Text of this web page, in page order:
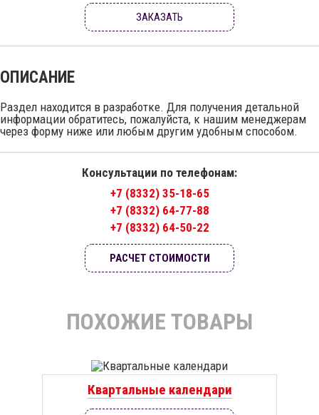
ЗАКАЗАТЬ
ОПИСАНИЕ
Раздел находится в разработке. Для получения детальной
информации обратитесь, пожалуйста, к нашим менеджерам
через форму ниже или любым другим удобным способом.
Консультации по телефонам:
+7 (8332) 35-18-65
+7 (8332) 64-77-88
+7 (8332) 64-50-22
РАСЧЕТ СТОИМОСТИ
ПОХОЖИЕ ТОВАРЫ
Квартальные календари